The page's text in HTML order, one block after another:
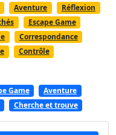
Aventure
Réflexion
Escape Game
Correspondance
Contrôle
Game
Aventure
Cherche et trouve